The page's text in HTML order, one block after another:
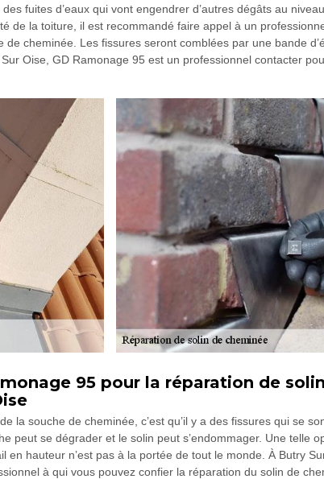
fuites d’eaux qui vont engendrer d’autres dégâts au
de la toiture, il est recommandé faire appel à un
cheminée. Les fissures seront comblées par une bande
Oise, GD Ramonage 95 est un professionnel contacter
95 pour la réparation de
la souche de cheminée, c’est qu’il y a des fissures qui se
peut se dégrader et le solin peut s’endommager. Une telle
en hauteur n’est pas à la portée de tout le monde. À Butry
à qui vous pouvez confier la réparation du solin de